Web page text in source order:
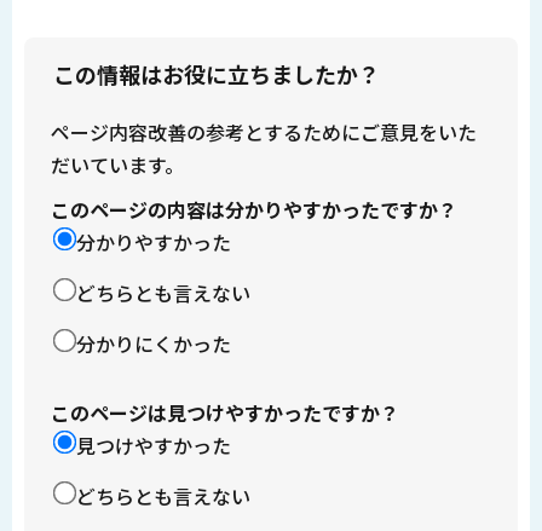
この情報はお役に立ちましたか？
ページ内容改善の参考とするためにご意見をいた
だいています。
このページの内容は分かりやすかったですか？
分かりやすかった
どちらとも言えない
分かりにくかった
このページは見つけやすかったですか？
見つけやすかった
どちらとも言えない